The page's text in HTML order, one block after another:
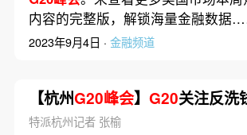
内容的完整版，解锁海量金融数据
2023年9月4日 · 金融频道
【杭州G20峰会】 G20关注反洗
特派杭州记者 张榆